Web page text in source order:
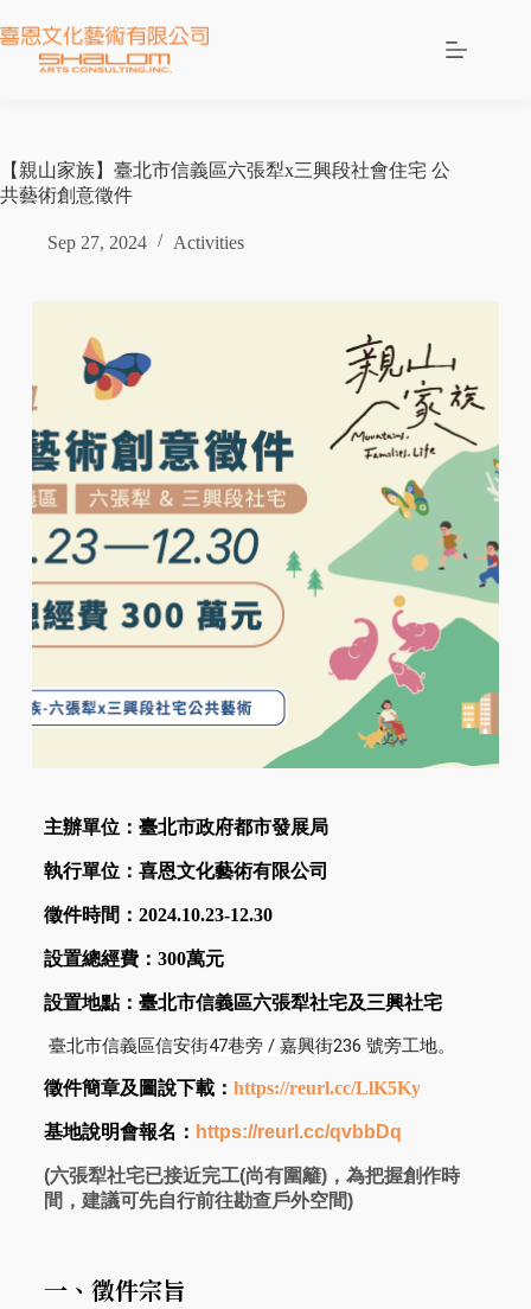
【親山家族】臺北市信義區六張犁x三興段社會住宅 公
共藝術創意徵件
Sep 27, 2024 Activities
主辦單位：臺北市政府都市發展局
執行單位：喜恩文化藝術有限公司
徵件時間：2024.10.23-12.30
設置總經費：300萬元
設置地點：臺北市信義區六張犁社宅及三興社宅
臺北市信義區信安街47巷旁 / 嘉興街236 號旁工地。
徵件簡章及圖說下載： https://reurl.cc/LlK5Ky
基地說明會報名： https://reurl.cc/qvbbDq
(六張犁社宅已接近完工(尚有圍籬)，為把握創作時
間，建議可先自行前往勘查戶外空間)
一、徵件宗旨